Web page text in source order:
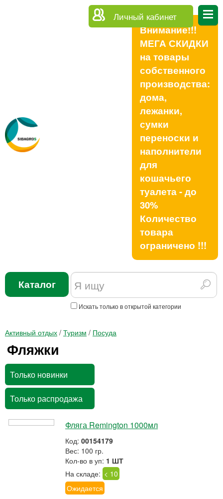
Личный кабинет
Внимание!!!
МЕГА СКИДКИ
на товары
собственного
производства:
дома,
лежанки,
сумки
переноски и
наполнители
для
кошачьего
туалета - до
30%
Количество
товара
ограничено !!!
Каталог
Искать только в открытой категории
Активный отдых / Туризм / Посуда
Фляжки
Только новинки
Только распродажа
Фляга Remington 1000мл
Код: 00154179
Вес: 100 гр.
Кол-во в уп: 1 ШТ
На складе: < 10
Ожидается